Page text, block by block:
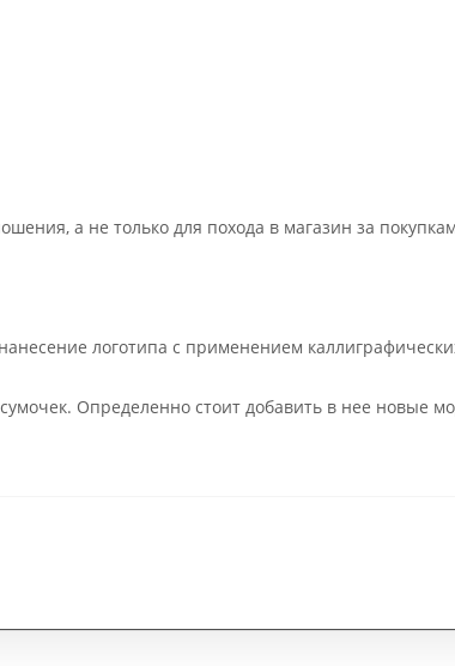
а не только для похода в магазин за
логотипа с применением
Определенно стоит добавить в нее